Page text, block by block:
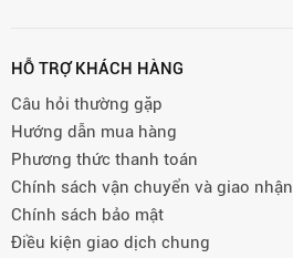
HỖ TRỢ KHÁCH HÀNG
Câu hỏi thường gặp
Hướng dẫn mua hàng
Phương thức thanh toán
Chính sách vận chuyển và giao nhận
Chính sách bảo mật
Điều kiện giao dịch chung